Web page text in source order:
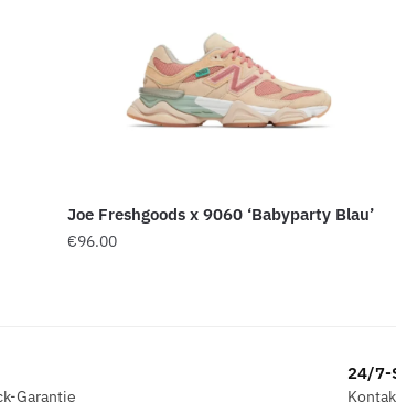
Joe Freshgoods x 9060 ‘Babyparty Blau’
€96.00
Garantie
24/7-